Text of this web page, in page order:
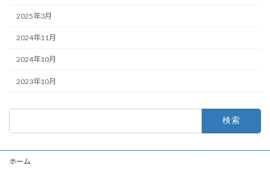
2025年3月
2024年11月
2024年10月
2023年10月
ホーム